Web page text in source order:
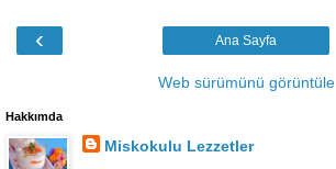
‹ Ana Sayfa
Web sürümünü görüntüle
Hakkımda
Miskokulu Lezzetler